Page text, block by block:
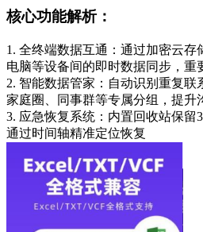
核心功能解析：
1. 全终端数据互通：通过加密云存
电脑等设备间的即时数据同步，重
2. 智能数据管家：自动识别重复联
家庭圈、同事群等专属分组，提升
3. 应急恢复系统：内置回收站保留
通过时间轴精准定位恢复